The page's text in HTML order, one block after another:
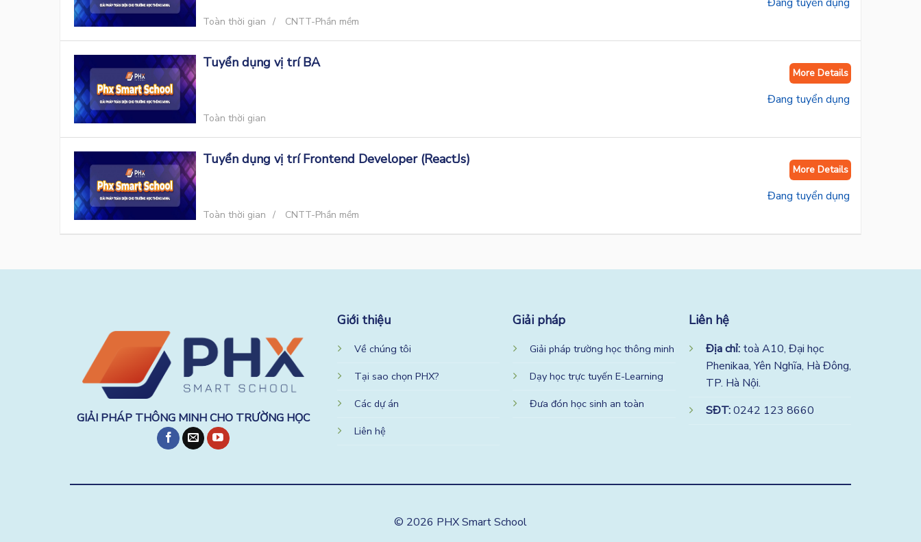
Toàn thời gian CNTT-Phần mềm
Tuyển dụng vị trí BA
Toàn thời gian
More Details
Tuyển dụng vị trí Frontend Developer (ReactJs)
Toàn thời gian CNTT-Phần mềm
More Details
GIẢI PHÁP THÔNG MINH CHO TRƯỜNG HỌC
Giới thiệu
Về chúng tôi
Tại sao chọn PHX?
Các dự án
Liên hệ
Giải pháp
Giải pháp trường học thông minh
Dạy học trực tuyến E-Learning
Đưa đón học sinh an toàn
Liên hệ
Địa chỉ: toà A10, Đại học
Phenikaa, Yên Nghĩa, Hà Đông,
TP. Hà Nội.
SĐT:0242 123 8660
© 2026 PHX Smart School